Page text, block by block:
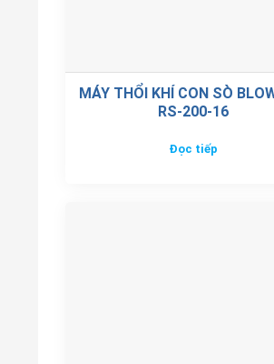
MÁY THỔI KHÍ CON SÒ
RS-200-16
Đọc tiếp